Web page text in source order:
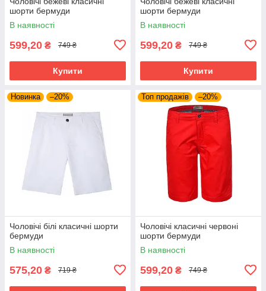
шорти бермуди
В наявності
599,20 ₴ 749 ₴
Купити
шорти бермуди
В наявності
599,20 ₴ 749 ₴
Купити
Новинка –20%
Чоловічі білі класичні шорти
бермуди
В наявності
575,20 ₴ 719 ₴
Топ продажів –20%
Чоловічі класичні червоні
шорти бермуди
В наявності
599,20 ₴ 749 ₴